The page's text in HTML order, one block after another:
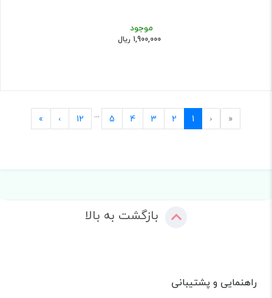
موجود
1,900,000 ریال
«
First
‹
Previous
1
2
3
4
5
...
12
›
Next
»
بازگشت به بالا
راهنمایی و پشتیبانی